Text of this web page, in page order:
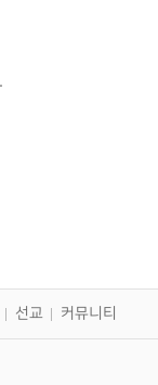
선교 커뮤니티